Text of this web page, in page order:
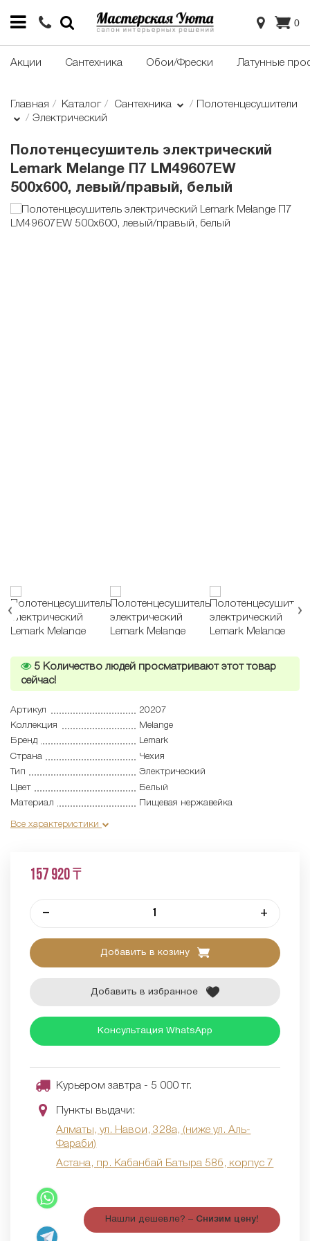
0
Акции Сантехника Обои/Фрески Латунные
Главная Каталог Сантехника
Полотенцесушители
Электрический
Полотенцесушитель электрический
Lemark Melange П7 LM49607EW
500x600, левый/правый, белый
5 Количество людей просматривают этот товар
сейчас!
Артикул
20207
Коллекция
Melange
Бренд
Lemark
Страна
Чехия
Тип
Электрический
Цвет
Белый
Материал
Пищевая нержавейка
Все характеристики
157 920 ₸
– +
Добавить в козину
Добавить в избранное
Консультация WhatsApp
Курьером завтра - 5 000 тг.
Пункты выдачи:
Алматы, ул. Навои, 328а, (ниже ул. Аль-
Фараби)
Астана, пр. Кабанбай Батыра 58б, корпус 7
Нашли дешевле? – Снизим цену!